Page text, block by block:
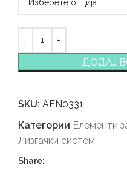
ДОДАЈ
SKU: AEN0331
Категории Елементи
Лизгачки систем
Share: